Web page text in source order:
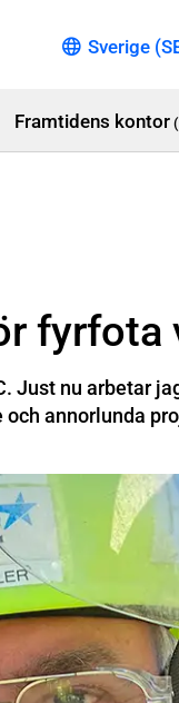
Sverige
Framtidens kontor
fyrfota
Just nu arbetar
annorlunda